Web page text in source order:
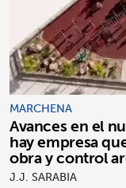
MARCHENA
Avances en el
hay empresa
obra y control
J.J. SARABIA